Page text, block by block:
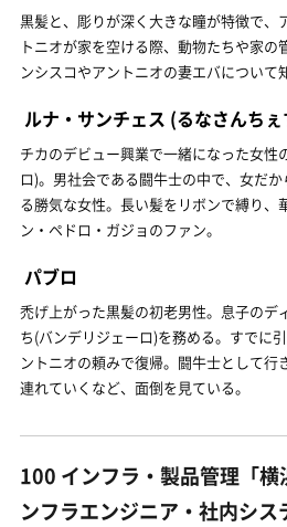
黒髪と、彫りが深く大きな瞳が特徴で、
トニオが家を空ける際、動物たちや家
ンシスコやアントニオの妻エバについて
ルナ・サンチェス (るなさんち
チカのデビュー興業で一緒になった女性
ロ)。男社会である闘牛士の中で、女だ
る勝気な女性。長い髪をリボンで縛り、
ン・ペドロ・ガジョのファン。
パブロ
禿げ上がった黒髪の初老男性。息子のデ
ち(バンデリジェーロ)を務める。すでに
ントニオの頼みで復帰。闘牛士として行
連れていくなど、面倒を見ている。
100 インフラ・製品管理「横
ンフラエンジニア・社内シ